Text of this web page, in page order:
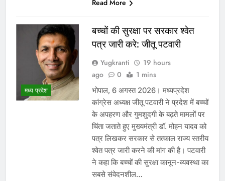
Read More
मध्य प्रदेश
बच्चों की सुरक्षा पर सरकार श्वेत
पत्र जारी करे: जीतू पटवारी
Yugkranti
19 hours
ago
0 1 mins
भोपाल, 6 अगस्त 2026। मध्यप्रदेश
कांग्रेस अध्यक्ष जीतू पटवारी ने प्रदेश में बच्चों
के अपहरण और गुमशुदगी के बढ़ते मामलों पर
चिंता जताते हुए मुख्यमंत्री डॉ. मोहन यादव को
पत्र लिखकर सरकार से तत्काल राज्य स्तरीय
श्वेत पत्र जारी करने की मांग की है। पटवारी
ने कहा कि बच्चों की सुरक्षा कानून-व्यवस्था का
सबसे संवेदनशील…